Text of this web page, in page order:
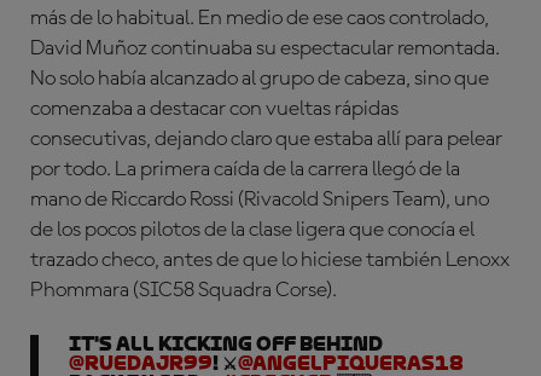
más de lo habitual. En medio de ese caos controlado,
David Muñoz continuaba su espectacular remontada.
No solo había alcanzado al grupo de cabeza, sino que
comenzaba a destacar con vueltas rápidas
consecutivas, dejando claro que estaba allí para pelear
por todo. La primera caída de la carrera llegó de la
mano de Riccardo Rossi (Rivacold Snipers Team), uno
de los pocos pilotos de la clase ligera que conocía el
trazado checo, antes de que lo hiciese también Lenoxx
Phommara (SIC58 Squadra Corse).
It's all kicking off behind
@ruedajr99! ⚔️@AngelPiqueras18